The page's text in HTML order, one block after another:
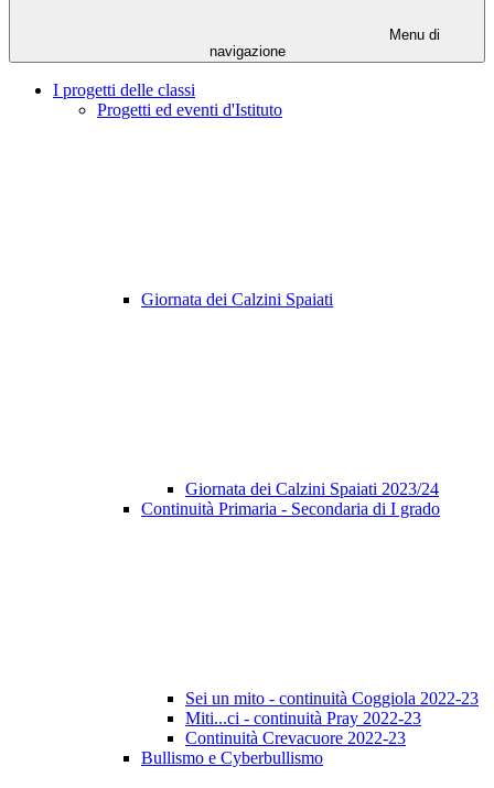
Menu di
navigazione
I progetti delle classi
Progetti ed eventi d'Istituto
Giornata dei Calzini Spaiati
Giornata dei Calzini Spaiati 2023/24
Continuità Primaria - Secondaria di I grado
Sei un mito - continuità Coggiola 2022-23
Miti...ci - continuità Pray 2022-23
Continuità Crevacuore 2022-23
Bullismo e Cyberbullismo